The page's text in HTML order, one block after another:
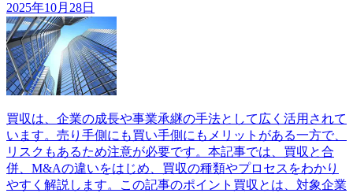
2025年10月28日
買収は、企業の成長や事業承継の手法として広く活用されて
います。売り手側にも買い手側にもメリットがある一方で、
リスクもあるため注意が必要です。本記事では、買収と合
併、M&Aの違いをはじめ、買収の種類やプロセスをわかり
やすく解説します。この記事のポイント買収とは、対象企業